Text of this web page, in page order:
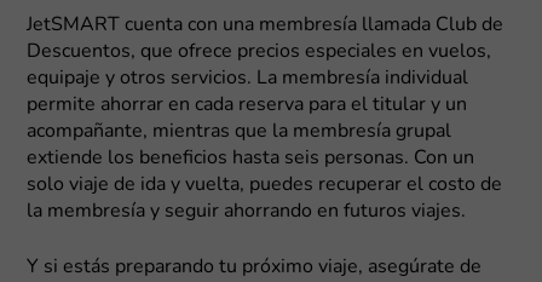
JetSMART cuenta con una membresía llamada Club de
Descuentos, que ofrece precios especiales en vuelos,
equipaje y otros servicios. La membresía individual
permite ahorrar en cada reserva para el titular y un
acompañante, mientras que la membresía grupal
extiende los beneficios hasta seis personas. Con un
solo viaje de ida y vuelta, puedes recuperar el costo de
la membresía y seguir ahorrando en futuros viajes.
Y si estás preparando tu próximo viaje, asegúrate de